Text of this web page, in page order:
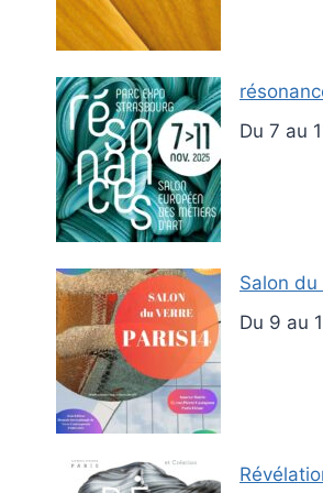
Du 7 au
Salon du
Du 9 au